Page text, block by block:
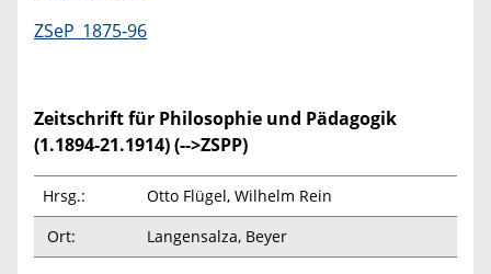
ZSeP_1875-96
Zeitschrift für Philosophie und Pädagogik
(1.1894-21.1914) (-->ZSPP)
Hrsg.:
Otto Flügel, Wilhelm Rein
Ort:
Langensalza, Beyer